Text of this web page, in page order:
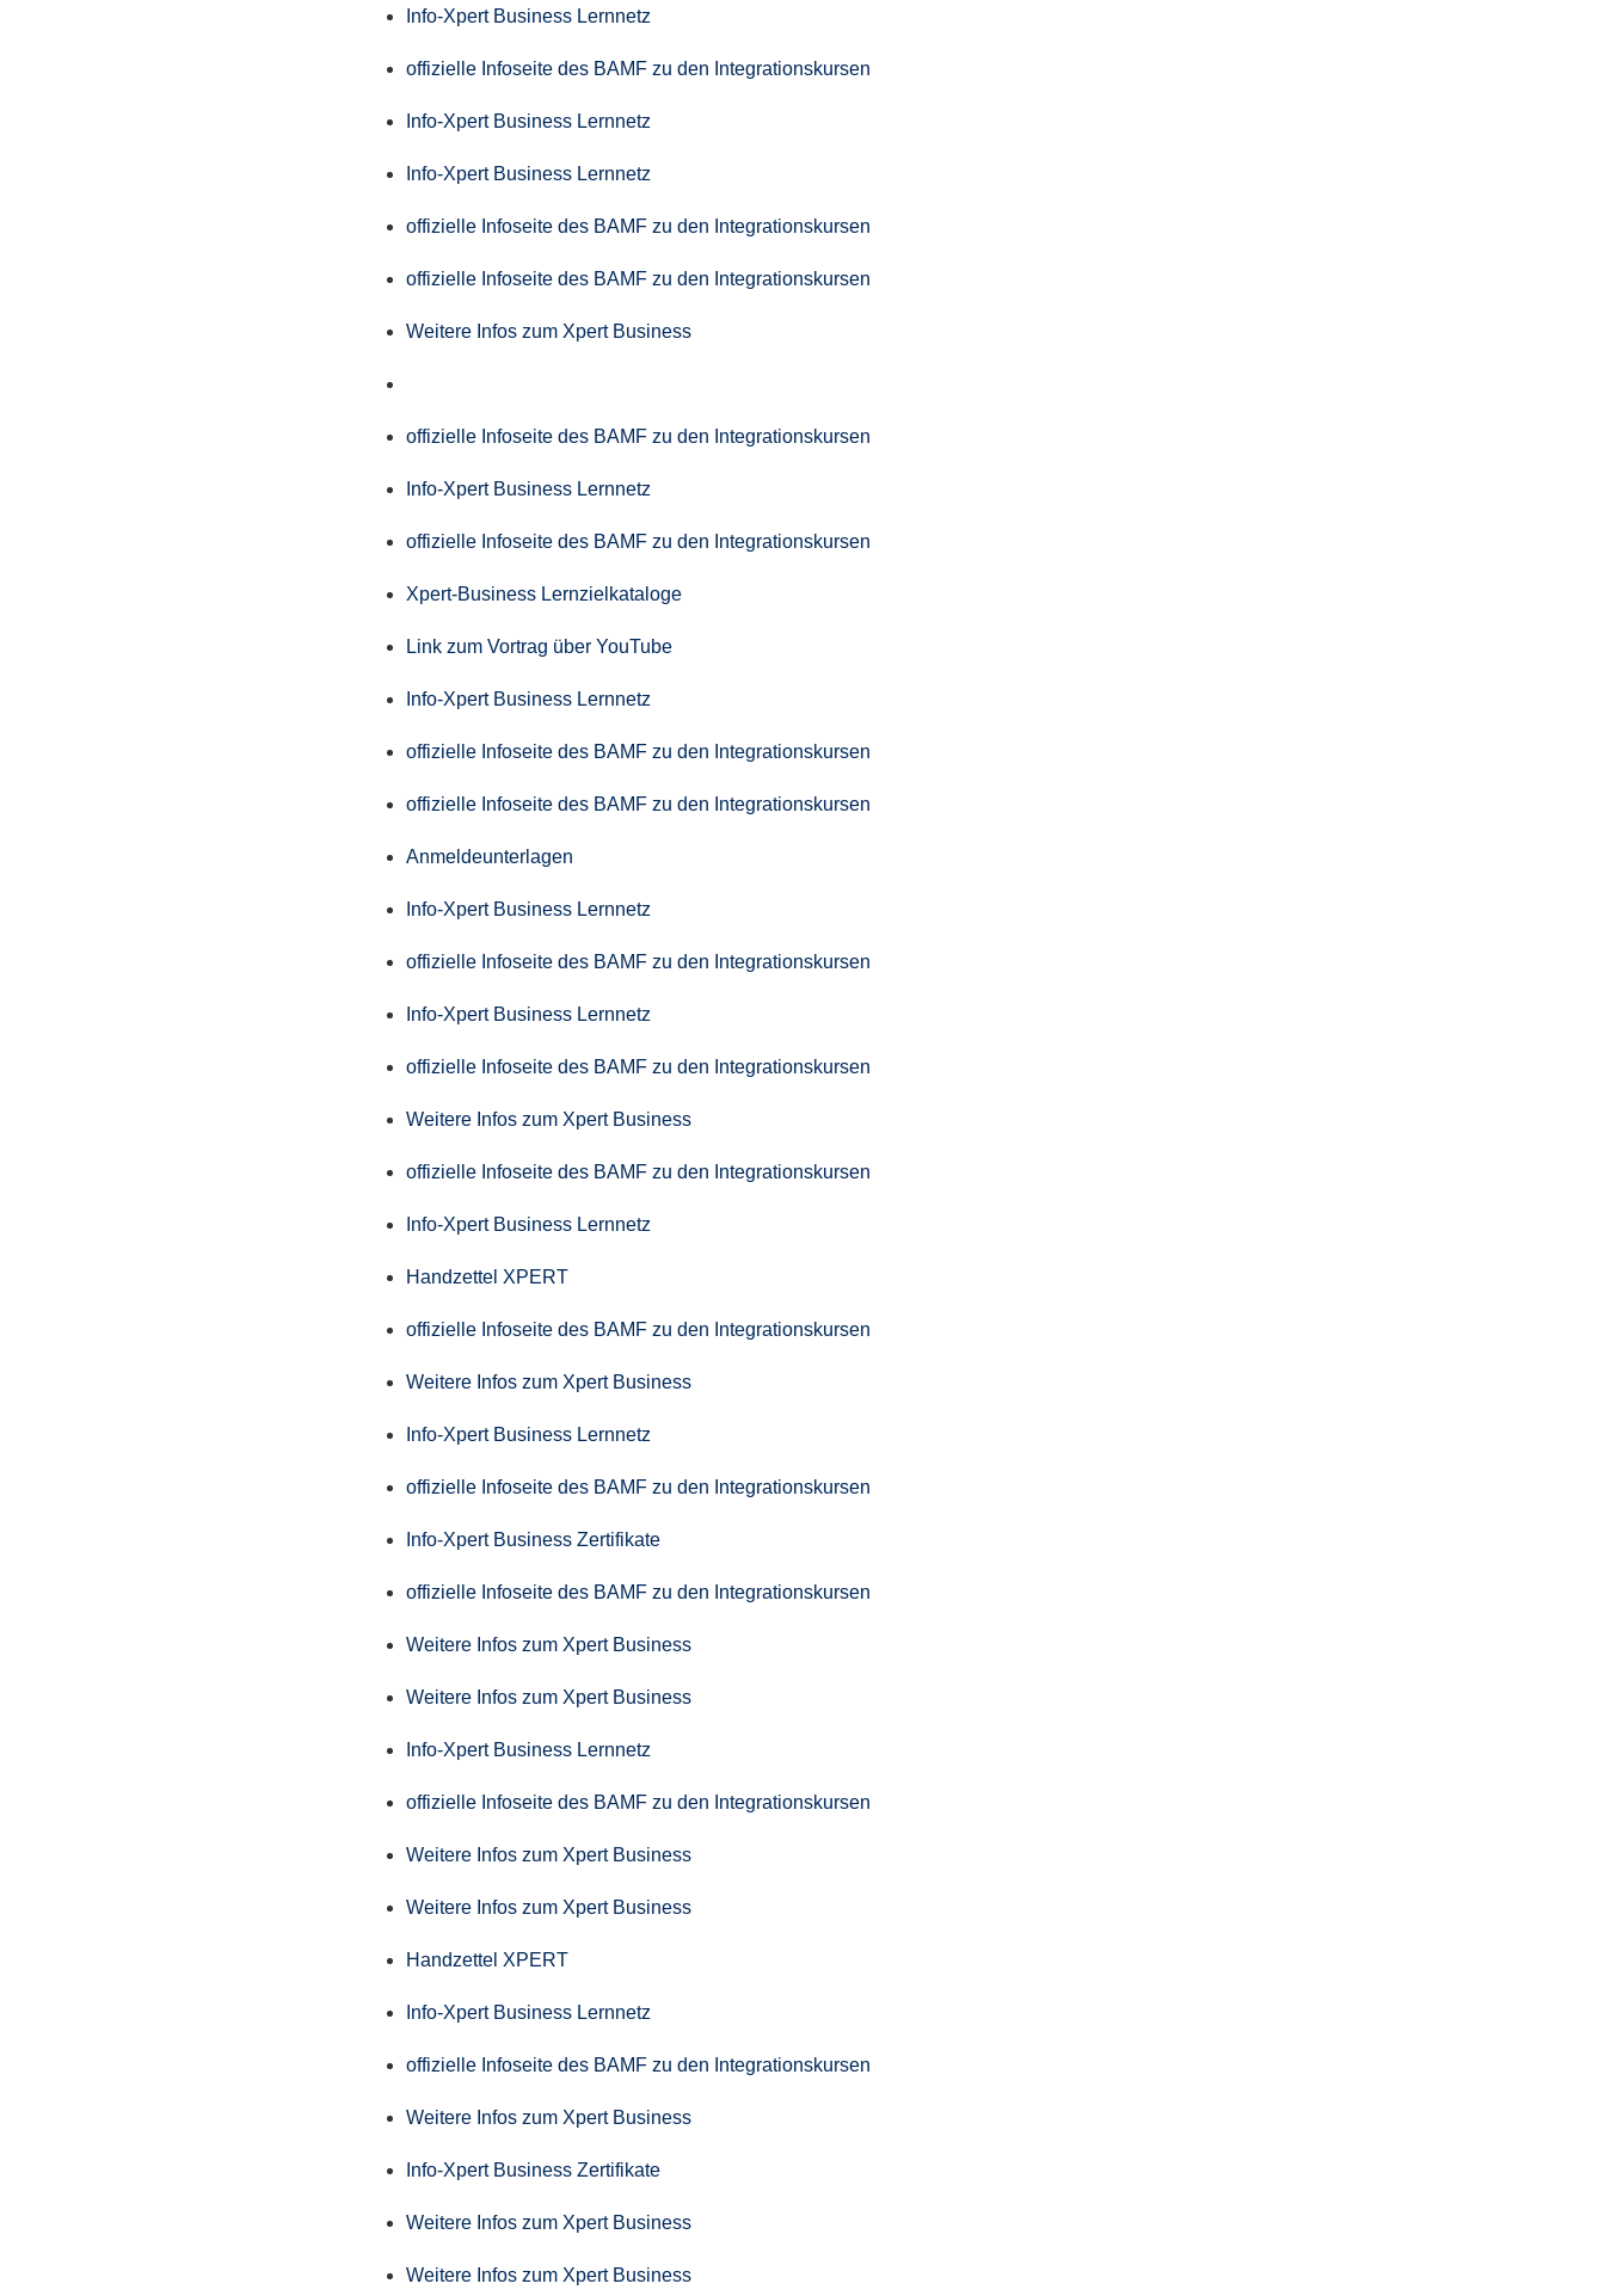
Info-Xpert Business Lernnetz
offizielle Infoseite des BAMF zu den Integrationskursen
Info-Xpert Business Lernnetz
Info-Xpert Business Lernnetz
offizielle Infoseite des BAMF zu den Integrationskursen
offizielle Infoseite des BAMF zu den Integrationskursen
Weitere Infos zum Xpert Business
offizielle Infoseite des BAMF zu den Integrationskursen
Info-Xpert Business Lernnetz
offizielle Infoseite des BAMF zu den Integrationskursen
Xpert-Business Lernzielkataloge
Link zum Vortrag über YouTube
Info-Xpert Business Lernnetz
offizielle Infoseite des BAMF zu den Integrationskursen
offizielle Infoseite des BAMF zu den Integrationskursen
Anmeldeunterlagen
Info-Xpert Business Lernnetz
offizielle Infoseite des BAMF zu den Integrationskursen
Info-Xpert Business Lernnetz
offizielle Infoseite des BAMF zu den Integrationskursen
Weitere Infos zum Xpert Business
offizielle Infoseite des BAMF zu den Integrationskursen
Info-Xpert Business Lernnetz
Handzettel XPERT
offizielle Infoseite des BAMF zu den Integrationskursen
Weitere Infos zum Xpert Business
Info-Xpert Business Lernnetz
offizielle Infoseite des BAMF zu den Integrationskursen
Info-Xpert Business Zertifikate
offizielle Infoseite des BAMF zu den Integrationskursen
Weitere Infos zum Xpert Business
Weitere Infos zum Xpert Business
Info-Xpert Business Lernnetz
offizielle Infoseite des BAMF zu den Integrationskursen
Weitere Infos zum Xpert Business
Weitere Infos zum Xpert Business
Handzettel XPERT
Info-Xpert Business Lernnetz
offizielle Infoseite des BAMF zu den Integrationskursen
Weitere Infos zum Xpert Business
Info-Xpert Business Zertifikate
Weitere Infos zum Xpert Business
Weitere Infos zum Xpert Business